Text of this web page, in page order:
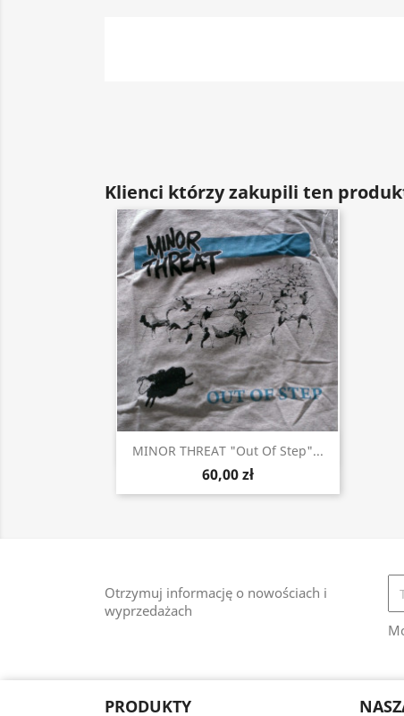
Klienci którzy zakupili ten
MINOR THREAT "Out Of Step"...
60,00 zł
Szybki podgląd
Otrzymuj informację o nowościach i
wyprzedażach
PRODUKTY